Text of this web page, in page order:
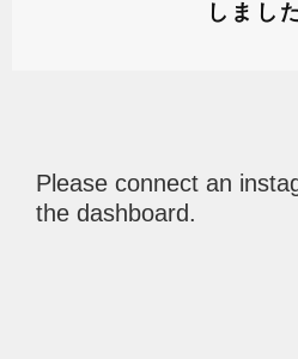
しまし
Please connect an
the dashboard.